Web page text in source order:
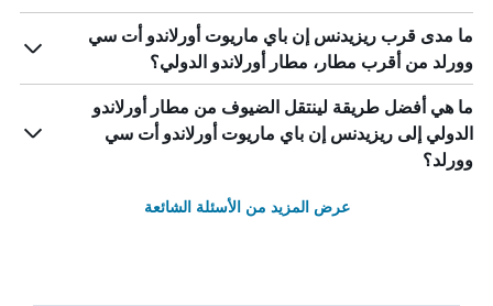
ما مدى قرب ريزيدنس إن باي ماريوت أورلاندو أت سي
وورلد من أقرب مطار، مطار أورلاندو الدولي؟
ما هي أفضل طريقة لينتقل الضيوف من مطار أورلاندو
الدولي إلى ريزيدنس إن باي ماريوت أورلاندو أت سي
وورلد؟
عرض المزيد من الأسئلة الشائعة